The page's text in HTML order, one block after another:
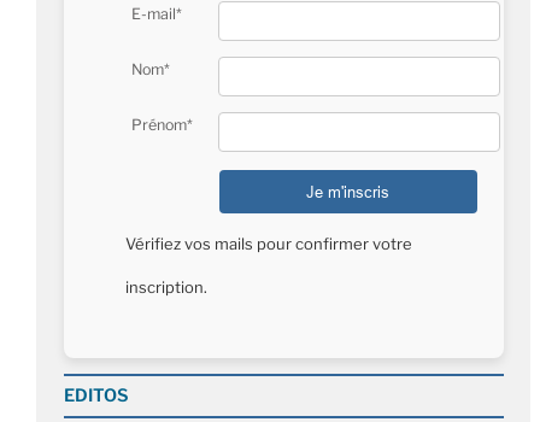
E-mail*
Nom*
Prénom*
Vérifiez vos mails pour confirmer votre
inscription.
EDITOS